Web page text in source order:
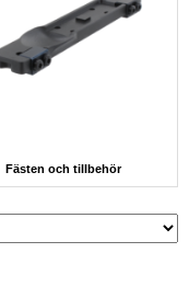
Fästen och tillbehör